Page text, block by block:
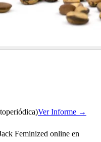
Ver Informe →
Feminized online en